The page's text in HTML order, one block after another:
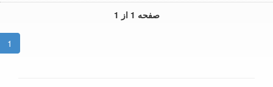
صفحه 1 از 1
1